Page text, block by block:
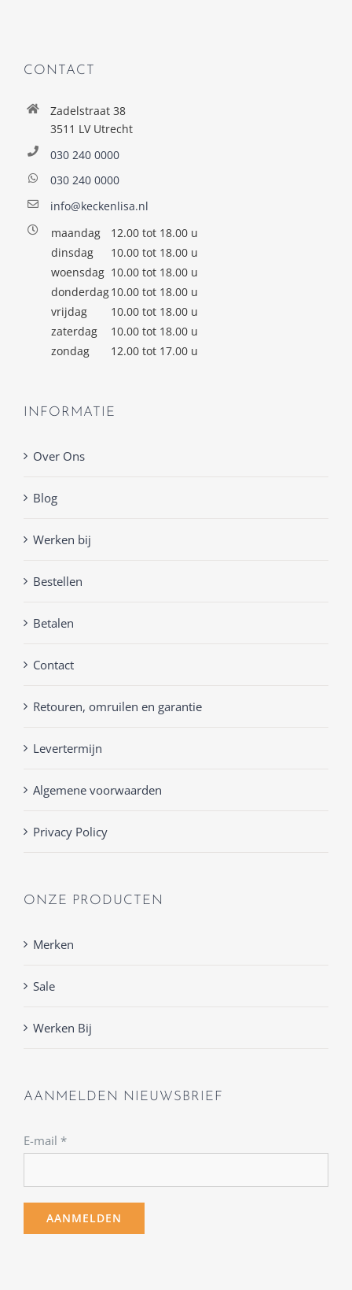
CONTACT
Zadelstraat 38
3511 LV Utrecht
030 240 0000
030 240 0000
info@keckenlisa.nl
maandag
12.00 tot 18.00 u
dinsdag
10.00 tot 18.00 u
woensdag 10.00 tot 18.00 u
donderdag10.00 tot 18.00 u
vrijdag
10.00 tot 18.00 u
zaterdag
10.00 tot 18.00 u
zondag
12.00 tot 17.00 u
INFORMATIE
Over Ons
Blog
Werken bij
Bestellen
Betalen
Contact
Retouren, omruilen en garantie
Levertermijn
Algemene voorwaarden
Privacy Policy
ONZE PRODUCTEN
Merken
Sale
Werken Bij
AANMELDEN NIEUWSBRIEF
E-mail *